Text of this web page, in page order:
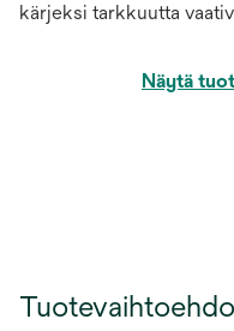
kärjeksi tarkkuutta
Näytä